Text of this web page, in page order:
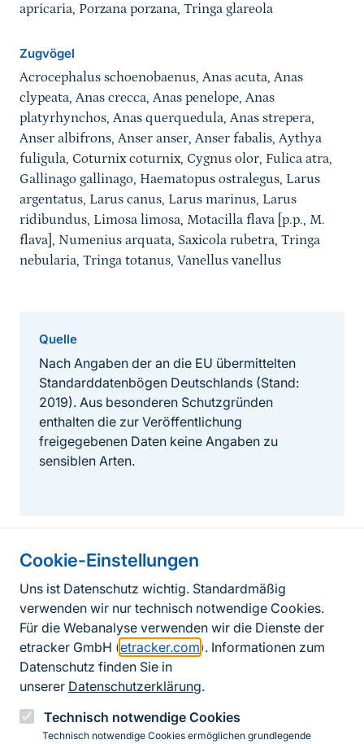
Cookie-Einstellungen
Uns ist Datenschutz wichtig. Standardmäßig
verwenden wir nur technisch notwendige Cookies.
Für die Webanalyse verwenden wir die Dienste der
etracker GmbH (etracker.com ). Informationen zum
Datenschutz finden Sie in
unserer Datenschutzerklärung.
Technisch notwendige Cookies
Technisch notwendige Cookies ermöglichen grundlegende
apricaria, Porzana porzana, Tringa glareola
Zugvögel
Acrocephalus schoenobaenus, Anas acuta, Anas
clypeata, Anas crecca, Anas penelope, Anas
platyrhynchos, Anas querquedula, Anas strepera,
Anser albifrons, Anser anser, Anser fabalis, Aythya
fuligula, Coturnix coturnix, Cygnus olor, Fulica atra,
Gallinago gallinago, Haematopus ostralegus, Larus
argentatus, Larus canus, Larus marinus, Larus
ridibundus, Limosa limosa, Motacilla flava [p.p., M.
flava], Numenius arquata, Saxicola rubetra, Tringa
nebularia, Tringa totanus, Vanellus vanellus
Quelle
Nach Angaben der an die EU übermittelten
Standarddatenbögen Deutschlands (Stand:
2019). Aus besonderen Schutzgründen
enthalten die zur Veröffentlichung
freigegebenen Daten keine Angaben zu
sensiblen Arten.
Informationen zur Seite
FußzeileKontakt zum BfN
Kontaktformular
Erklärung zur Barrierefreiheit
Impressum